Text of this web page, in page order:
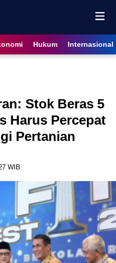
Hukum Internasional
Stok Beras 5
Harus Percepat
Pertanian
WIB